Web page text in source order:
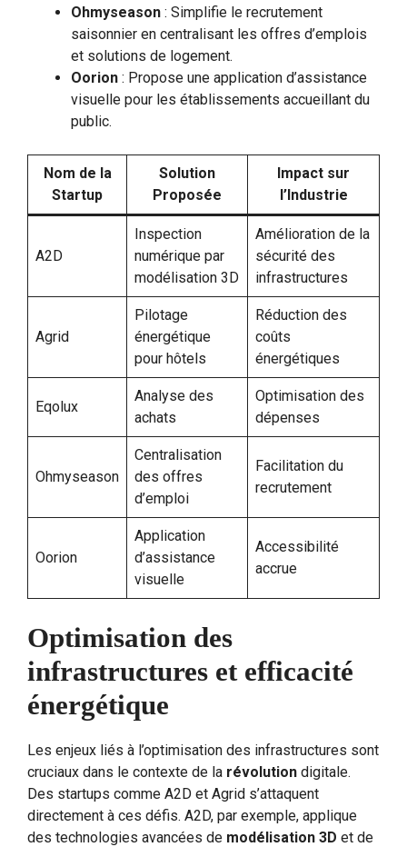
Ohmyseason : Simplifie le recrutement
saisonnier en centralisant les offres d’emplois
et solutions de logement.
Oorion : Propose une application d’assistance
visuelle pour les établissements accueillant du
public.
Nom de la
Startup
Solution
Proposée
Impact sur
l’Industrie
A2D
Inspection
numérique par
modélisation 3D
Amélioration de la
sécurité des
infrastructures
Agrid
Pilotage
énergétique
pour hôtels
Réduction des
coûts
énergétiques
Eqolux
Analyse des
achats
Optimisation des
dépenses
Ohmyseason
Centralisation
des offres
d’emploi
Facilitation du
recrutement
Oorion
Application
d’assistance
visuelle
Accessibilité
accrue
Optimisation des
infrastructures et efficacité
énergétique
Les enjeux liés à l’optimisation des infrastructures sont
cruciaux dans le contexte de la révolution digitale.
Des startups comme A2D et Agrid s’attaquent
directement à ces défis. A2D, par exemple, applique
des technologies avancées de modélisation 3D et de